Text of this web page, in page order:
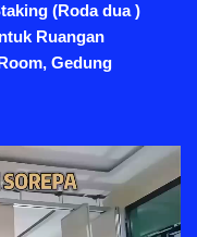
(Roda dua )
Ruangan
Gedung